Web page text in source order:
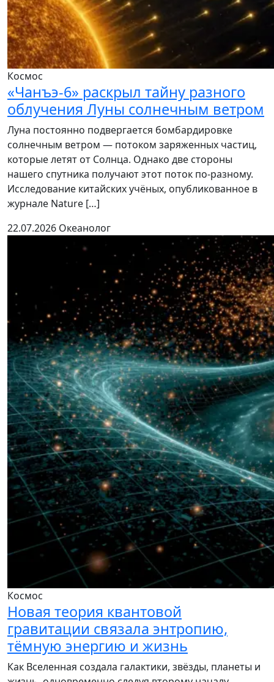
Космос
«Чанъэ-6» раскрыл тайну разного
облучения Луны солнечным ветром
Луна постоянно подвергается бомбардировке
солнечным ветром — потоком заряженных частиц,
которые летят от Солнца. Однако две стороны
нашего спутника получают этот поток по-разному.
Исследование китайских учёных, опубликованное в
журнале Nature […]
22.07.2026 Океанолог
Космос
Новая теория квантовой
гравитации связала энтропию,
тёмную энергию и жизнь
Как Вселенная создала галактики, звёзды, планеты и